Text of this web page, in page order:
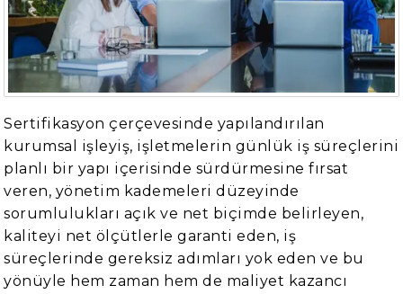
Sertifikasyon çerçevesinde yapılandırılan
kurumsal işleyiş, işletmelerin günlük iş süreçlerini
planlı bir yapı içerisinde sürdürmesine fırsat
veren, yönetim kademeleri düzeyinde
sorumlulukları açık ve net biçimde belirleyen,
kaliteyi net ölçütlerle garanti eden, iş
süreçlerinde gereksiz adımları yok eden ve bu
yönüyle hem zaman hem de maliyet kazancı